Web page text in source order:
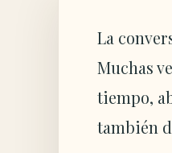
La
Muchas
tiempo,
también